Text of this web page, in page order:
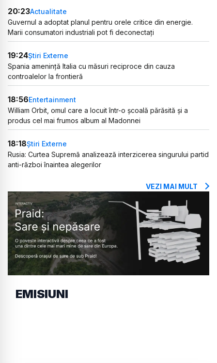
20:23Actualitate
Guvernul a adoptat planul pentru orele critice din energie.
Marii consumatori industriali pot fi deconectați
19:24Știri Externe
Spania amenință Italia cu măsuri reciproce din cauza
controalelor la frontieră
18:56Entertainment
William Orbit, omul care a locuit într-o școală părăsită și a
produs cel mai frumos album al Madonnei
18:18Știri Externe
Rusia: Curtea Supremă analizează interzicerea singurului partid
anti-război înaintea alegerilor
VEZI MAI MULT
EMISIUNI